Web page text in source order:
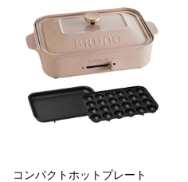
コンパクトホットプレート